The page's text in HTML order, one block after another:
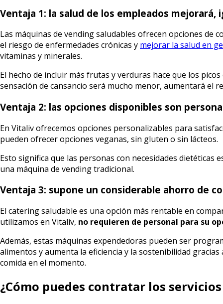
Ventaja 1: la salud de los empleados
Las máquinas de vending saludables ofrecen opciones de
el riesgo de enfermedades crónicas y mejorar la salud en
vitaminas y minerales.
El hecho de incluir más frutas y verduras hace que los
sensación de cansancio será mucho menor, aumentará el
Ventaja 2: las opciones disponibles son
En Vitaliv ofrecemos opciones personalizables para
pueden ofrecer opciones veganas, sin gluten o sin lácteos.
Esto significa que las personas con necesidades
una máquina de vending tradicional.
Ventaja 3: supone un considerable ahorro de
El catering saludable es una opción más rentable en
utilizamos en Vitaliv, no requieren de personal para su
Además, estas máquinas expendedoras pueden ser
alimentos y aumenta la eficiencia y la sostenibilidad
comida en el momento.
¿Cómo puedes contratar los